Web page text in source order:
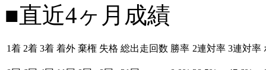
■直近4ヶ月成績
1着 2着 3着 着外 棄権 失格 総出走回数 勝率 2連対率 3連対率